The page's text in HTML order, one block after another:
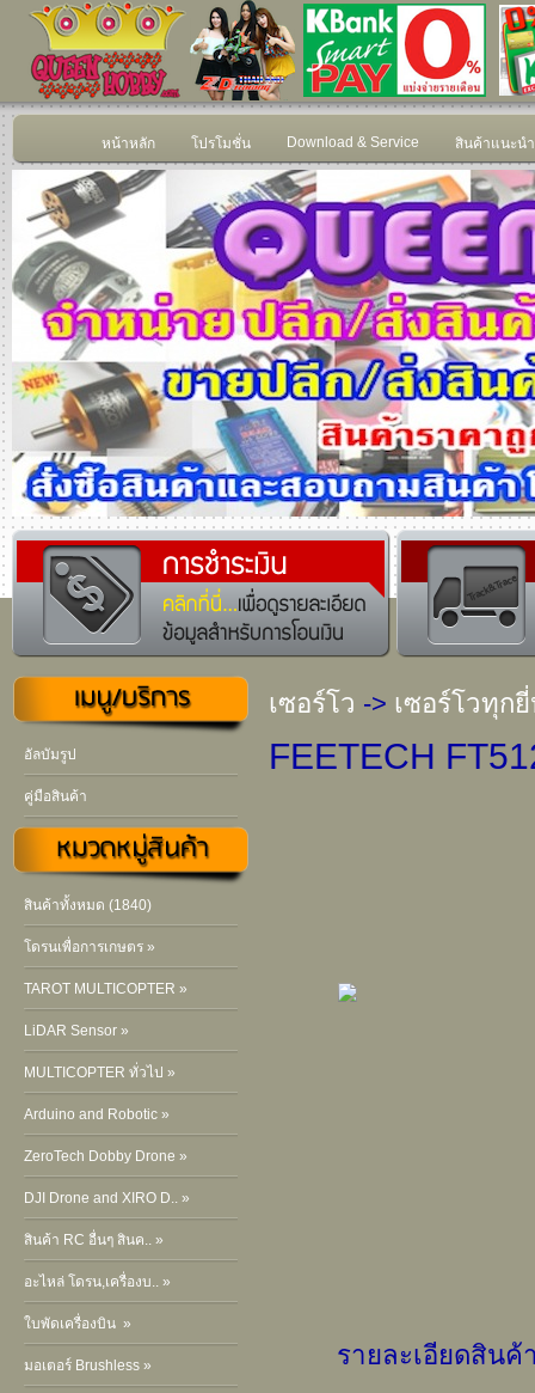
หน้าหลัก โปรโมชั่น Download & Service สินค้าแนะนำ
อัลบัมรูป
คู่มือสินค้า
สินค้าทั้งหมด (1840)
โดรนเพื่อการเกษตร »
TAROT MULTICOPTER »
LiDAR Sensor »
MULTICOPTER ทั่วไป »
Arduino and Robotic »
ZeroTech Dobby Drone »
DJI Drone and XIRO D.. »
สินค้า RC อื่นๆ สินค.. »
อะไหล่ โดรน,เครื่องบ.. »
ใบพัดเครื่องบิน »
มอเตอร์ Brushless »
เซอร์โว -> เซอร์โวทุก
FEETECH
รายละเอียดสินค้